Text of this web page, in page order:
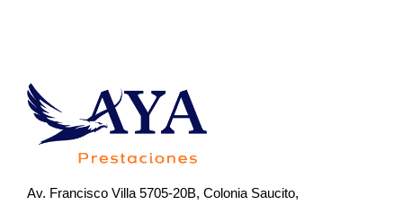
Av. Francisco Villa 5705-20B, Colonia Saucito,